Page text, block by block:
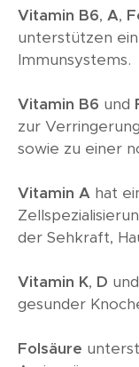
Vitamin B6, A,
unterstützen
Immunsystems.
Vitamin B6 und
zur
sowie zu einer
Vitamin A hat
der Sehkraft,
Vitamin K, D und
gesunder
Folsäure